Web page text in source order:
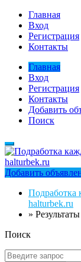
Главная
Вход
Регистрация
Контакты
Главная
Вход
Регистрация
Контакты
Добавить
Поиск
Добавить
halturbek.ru
»
Поиск